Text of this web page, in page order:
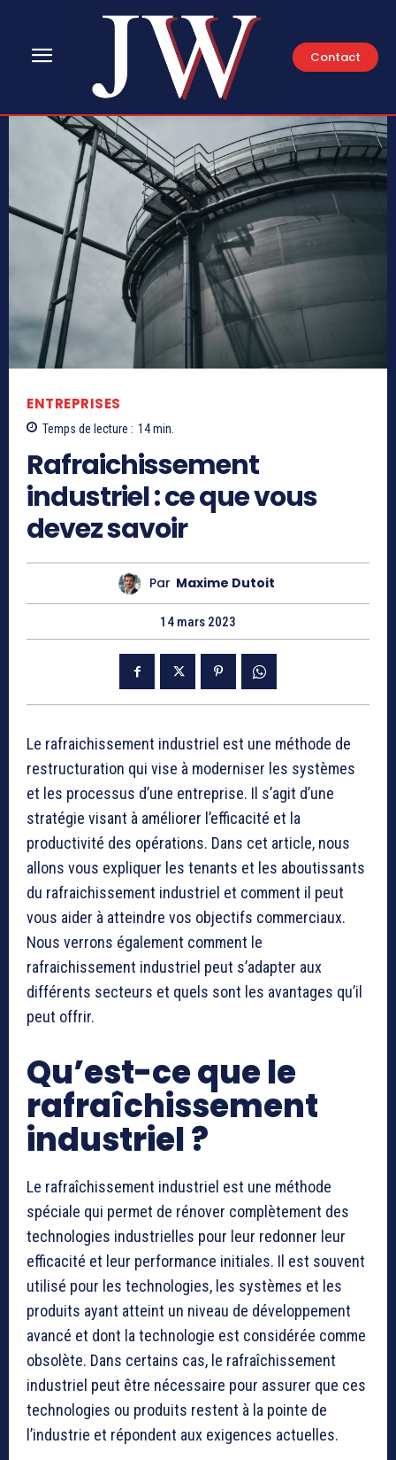
Contact
ENTREPRISES
Temps de lecture : 14min.
Rafraichissement
industriel : ce que vous
devez savoir
Par Maxime Dutoit
14 mars 2023
Le rafraichissement industriel est une méthode de
restructuration qui vise à moderniser les systèmes
et les processus d’une entreprise. Il s’agit d’une
stratégie visant à améliorer l’efficacité et la
productivité des opérations. Dans cet article, nous
allons vous expliquer les tenants et les aboutissants
du rafraichissement industriel et comment il peut
vous aider à atteindre vos objectifs commerciaux.
Nous verrons également comment le
rafraichissement industriel peut s’adapter aux
différents secteurs et quels sont les avantages qu’il
peut offrir.
Qu’est-ce que le
rafraîchissement
industriel ?
Le rafraîchissement industriel est une méthode
spéciale qui permet de rénover complètement des
technologies industrielles pour leur redonner leur
efficacité et leur performance initiales. Il est souvent
utilisé pour les technologies, les systèmes et les
produits ayant atteint un niveau de développement
avancé et dont la technologie est considérée comme
obsolète. Dans certains cas, le rafraîchissement
industriel peut être nécessaire pour assurer que ces
technologies ou produits restent à la pointe de
l’industrie et répondent aux exigences actuelles.